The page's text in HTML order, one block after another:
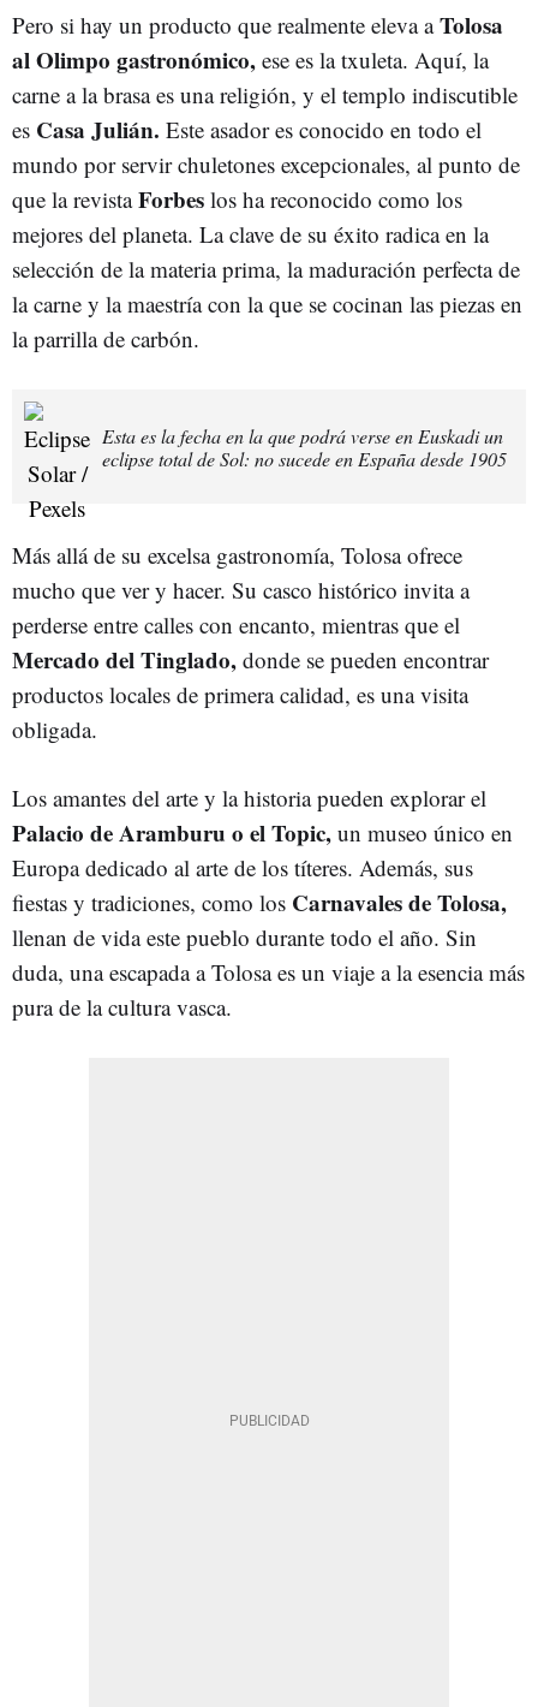
Pero si hay un producto que realmente eleva aTolosa
al Olimpo gastronómico, ese es la txuleta. Aquí, la
carne a la brasa es una religión, y el templo indiscutible
es Casa Julián. Este asador es conocido en todo el
mundo por servir chuletones excepcionales, al punto de
que la revistaForbes los ha reconocido como los
mejores del planeta. La clave de su éxito radica en la
selección de la materia prima, la maduración perfecta de
la carne y la maestría con la que se cocinan las piezas en
la parrilla de carbón.
Esta es la fecha en la que podrá verse en Euskadi un
eclipse total de Sol: no sucede en España desde 1905
Más allá de su excelsa gastronomía, Tolosa ofrece
mucho que ver y hacer. Su casco histórico invita a
perderse entre calles con encanto, mientras que el
Mercado del Tinglado, donde se pueden encontrar
productos locales de primera calidad, es una visita
obligada.
Los amantes del arte y la historia pueden explorar el
Palacio de Aramburu o el Topic, un museo único en
Europa dedicado al arte de los títeres. Además, sus
fiestas y tradiciones, como los Carnavales de Tolosa,
llenan de vida este pueblo durante todo el año. Sin
duda, una escapada a Tolosa es un viaje a la esencia más
pura de la cultura vasca.